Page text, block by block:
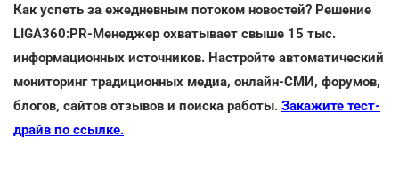
Как успеть за ежедневным потоком новостей? Решение
LIGA360:PR-Менеджер охватывает свыше 15 тыс.
информационных источников. Настройте автоматический
мониторинг традиционных медиа, онлайн-СМИ, форумов,
блогов, сайтов отзывов и поиска работы. Закажите тест-
драйв по ссылке.